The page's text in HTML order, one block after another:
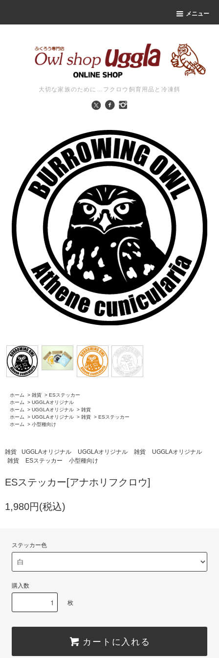
メニュー
大切な家族のために…フクロウ飼育用品と冷凍餌
ホーム > 雑貨 > ESステッカー
ホーム
> UGGLAオリジナル
ホーム
> UGGLAオリジナル > 雑貨
ホーム
> UGGLAオリジナル > 雑貨 > ESステッカー
ホーム
> 小型種向け
雑貨 UGGLAオリジナル UGGLAオリジナル 雑貨
UGGLAオリジナル
雑貨
ESステッカー 小型種向け
ESステッカー[アナホリフクロウ]
1,980円(税込)
ステッカー色
購入数
枚
カートに入れる